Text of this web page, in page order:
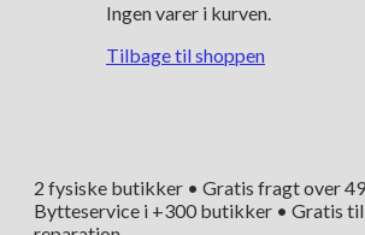
Ingen varer i kurven.
Tilbage til shoppen
2 fysiske butikker • Gratis fragt over
Bytteservice i +300 butikker • Gratis